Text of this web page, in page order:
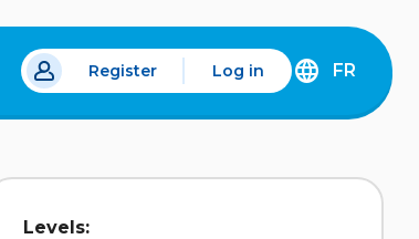
Register Log in
DÉCOUVREZ
FRANÇAIS
FR
Levels: